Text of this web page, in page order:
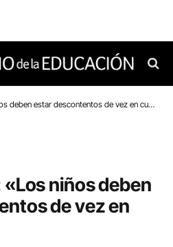
estar descontentos de vez en cuando»
niños deben
de vez en